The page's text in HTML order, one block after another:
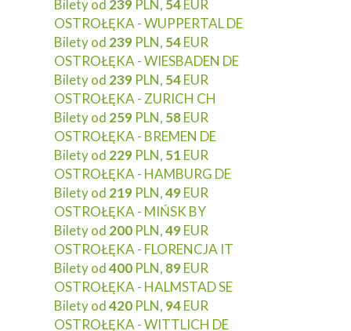
Bilety od 239 PLN, 54EUR
OSTROŁĘKA - WUPPERTAL DE
Bilety od 239 PLN, 54EUR
OSTROŁĘKA - WIESBADEN DE
Bilety od 239 PLN, 54EUR
OSTROŁĘKA - ZURICH CH
Bilety od 259 PLN, 58EUR
OSTROŁĘKA - BREMEN DE
Bilety od 229 PLN, 51 EUR
OSTROŁĘKA - HAMBURG DE
Bilety od 219 PLN,49EUR
OSTROŁĘKA - MIŃSK BY
Bilety od 200 PLN,49EUR
OSTROŁĘKA - FLORENCJA IT
Bilety od400 PLN, 89EUR
OSTROŁĘKA - HALMSTAD SE
Bilety od420 PLN, 94EUR
OSTROŁĘKA - WITTLICH DE